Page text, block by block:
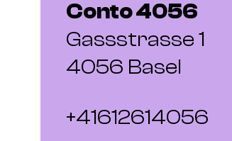
Conto 4056
Gassstrasse 1
4056 Basel
+41612614056